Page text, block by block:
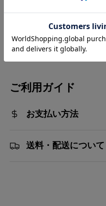
で
共
有
る
で
共
有
る
ン
す
る
ご利用ガイド
お支払い方法
送料・配送について